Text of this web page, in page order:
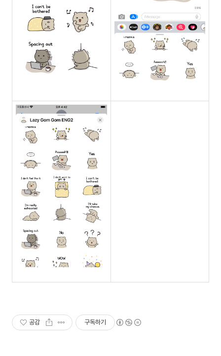
공감 구독하기